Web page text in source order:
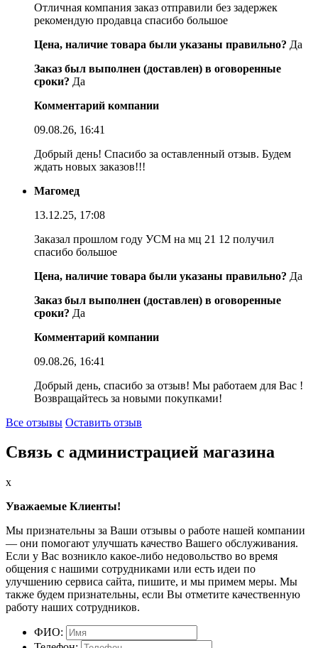
Отличная компания заказ отправили без задержек
рекомендую продавца спасибо большое
Цена, наличие товара были указаны правильно? Да
Заказ был выполнен (доставлен) в оговоренные
сроки? Да
Комментарий компании
09.08.26, 16:41
Добрый день! Спасибо за оставленный отзыв. Будем
ждать новых заказов!!!
Магомед
13.12.25, 17:08
Заказал прошлом году УСМ на мц 21 12 получил
спасибо большое
Цена, наличие товара были указаны правильно? Да
Заказ был выполнен (доставлен) в оговоренные
сроки? Да
Комментарий компании
09.08.26, 16:41
Добрый день, спасибо за отзыв! Мы работаем для Вас !
Возвращайтесь за новыми покупками!
Все отзывы Оставить отзыв
Связь с администрацией магазина
x
Уважаемые Клиенты!
Мы признательны за Ваши отзывы о работе нашей компании
— они помогают улучшать качество Вашего обслуживания.
Если у Вас возникло какое-либо недовольство во время
общения с нашими сотрудниками или есть идеи по
улучшению сервиса сайта, пишите, и мы примем меры. Мы
также будем признательны, если Вы отметите качественную
работу наших сотрудников.
ФИО: